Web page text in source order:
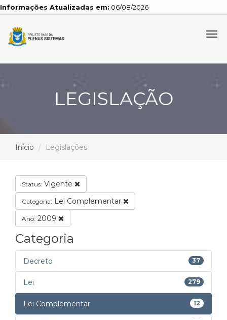
Atualizadas em: 06/08/2026
LEGISLAÇÃO
Início Legislações
Status: Vigente
Categoria: Lei Complementar
Ano: 2009
Categoria
Decreto 37
Lei 279
Lei Complementar 12